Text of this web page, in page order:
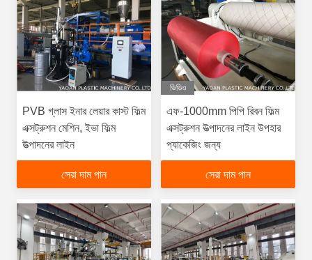
PVB গ্লাস ইনার লেয়ার কাস্ট ফিল্ম
এক্সট্রুশন মেশিন, ইভা ফিল্ম
উত্পাদনের লাইন
সেরা দাম পান
ভিডিও
এফ-1000mm পিপি রিবন ফিল্ম
এক্সট্রুশন উত্পাদনের লাইন উপহার
প্যাকেজিং জন্য
সেরা দাম পান